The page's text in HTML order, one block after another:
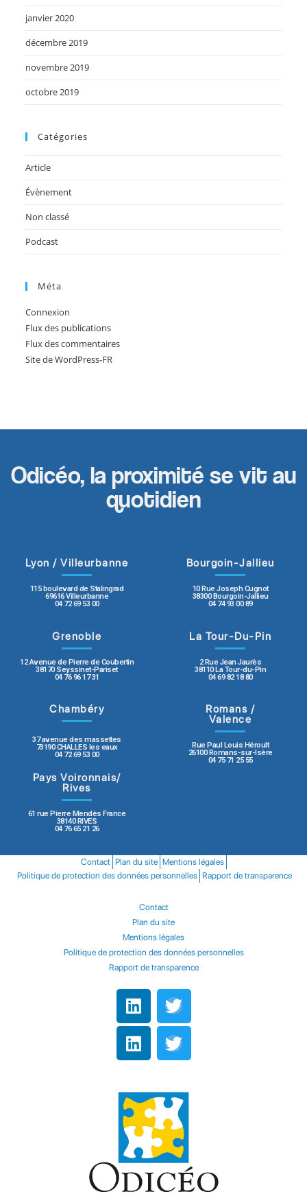
janvier 2020
décembre 2019
novembre 2019
octobre 2019
Catégories
Article
Évènement
Non classé
Podcast
Méta
Connexion
Flux des publications
Flux des commentaires
Site de WordPress-FR
Odicéo, la proximité se vit au
quotidien
Lyon / Villeurbanne
115 boulevard de Stalingrad
69616 Villeurbanne
04 72 69 53 00
Bourgoin-Jallieu
10 Rue Joseph Cugnot
38300 Bourgoin-Jallieu
04 74 93 00 89
Grenoble
12 Avenue de Pierre de Coubertin
38170 Seyssinet-Pariset
04 76 96 17 31
La Tour-Du-Pin
2 Rue Jean Jaurès
38110 La Tour-du-Pin
04 69 82 18 80
Chambéry
37 avenue des massettes
73190 CHALLES les eaux
04 72 69 53 00
Romans /
Valence
Rue Paul Louis Héroult
26100 Romans-sur-Isère
04 75 71 25 55
Pays Voironnais/
Rives
61 rue Pierre Mendès France
38140 RIVES
04 76 65 21 26
Contact Plan du site Mentions légales
Politique de protection des données personnelles Rapport de transparence
Contact
Plan du site
Mentions légales
Politique de protection des données personnelles
Rapport de transparence